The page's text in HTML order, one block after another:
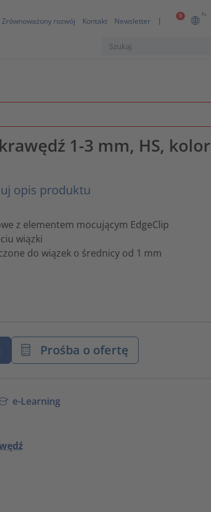
0 PL
Zrównoważony rozwój Kontakt Newsletter
1-3 mm, HS, kolor
opis produktu
z elementem mocującym EdgeClip
wiązki
do wiązek o średnicy od 1 mm
Prośba o ofertę
e-Learning